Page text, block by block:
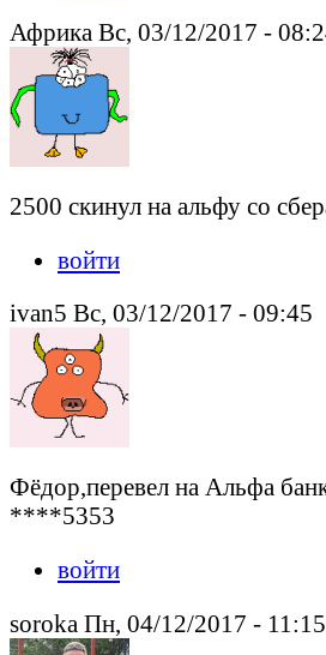
Африка Вс, 03/12/2017 -
2500 скинул на альфу со
войти
ivan5 Вс, 03/12/2017 - 09:45
Фёдор,перевел на Альфа
****5353
войти
soroka Пн, 04/12/2017 - 11:15